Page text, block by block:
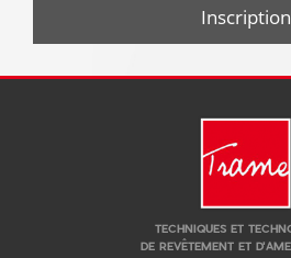
Inscription
TECHNIQUES ET
DE REVÊTEMENT ET